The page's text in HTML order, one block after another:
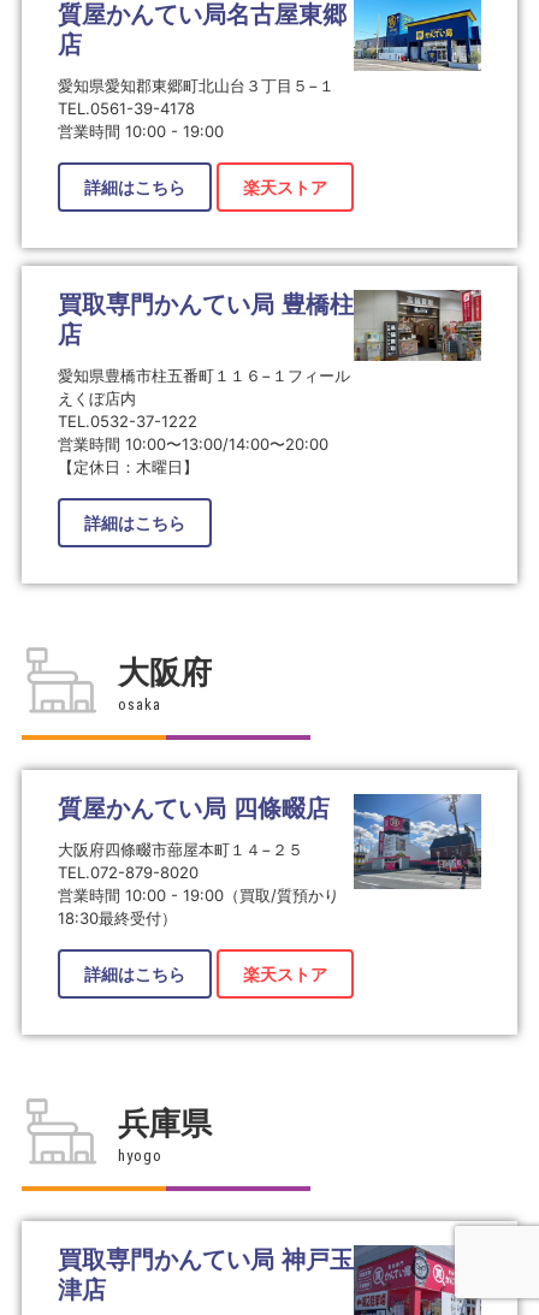
質屋かんてい局名古屋東郷
店
愛知県愛知郡東郷町北山台３丁目５−１
TEL.0561-39-4178
営業時間 10:00 - 19:00
詳細はこちら 楽天ストア
買取専門かんてい局 豊橋柱
店
愛知県豊橋市柱五番町１１６−１フィール
えくぼ店内
TEL.0532-37-1222
営業時間 10:00〜13:00/14:00〜20:00
【定休日：木曜日】
詳細はこちら
大阪府
osaka
質屋かんてい局 四條畷店
大阪府四條畷市蔀屋本町１４−２５
TEL.072-879-8020
営業時間 10:00 - 19:00（買取/質預かり
18:30最終受付）
詳細はこちら 楽天ストア
兵庫県
hyogo
買取専門かんてい局 神戸玉
津店